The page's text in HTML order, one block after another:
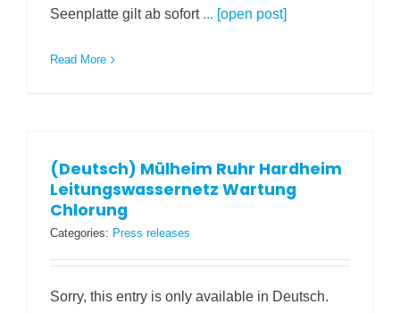
Seenplatte gilt ab sofort ... [open post]
Read More
(Deutsch) Mülheim Ruhr Hardheim
Leitungswassernetz Wartung
Chlorung
Categories: Press releases
Sorry, this entry is only available in Deutsch.